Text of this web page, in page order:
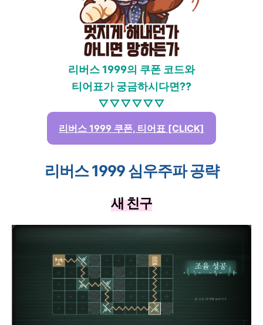
리버스 1999의 쿠폰 코드와
티어표가 궁금하시다면??
▽▽▽▽▽▽
리버스 1999 쿠폰, 티어표 [CLICK]
리버스 1999 심우주파 공략
새 친구